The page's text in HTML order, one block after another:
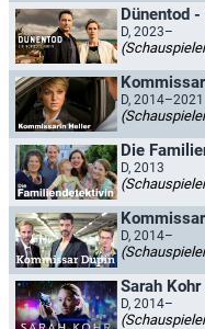
Dünentod
D, 2023–
D, 2014–2021
Die
D, 2013
D, 2014–
Sarah
D, 2014–